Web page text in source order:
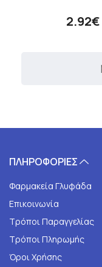
2.92€
ΠΛΗΡΟΦΟΡΙΕΣ
Φαρμακεία Γλυφάδα
Επικοινωνία
Τρόποι Παραγγελίας
Τρόποι Πληρωμής
Όροι Χρήσης